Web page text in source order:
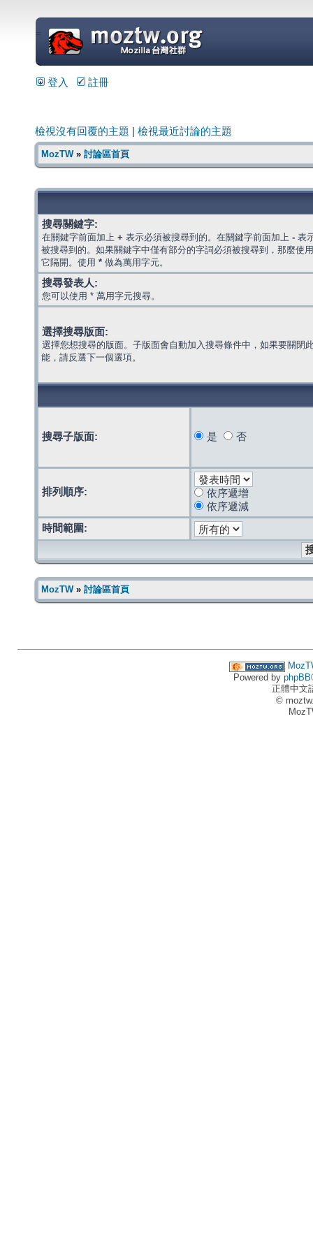
=
登入 註冊
檢視沒有回覆的主題 檢視最近討論的主題
MozTW» 討論區首頁
搜尋關鍵字:
在關鍵字前面加上 + 表示必須被搜尋到的。在關鍵字前面加上 - 表
被搜尋到的。如果關鍵字中僅有部分的字詞必須被搜尋到，那麼使
它隔開。使用 * 做為萬用字元。
搜尋發表人:
您可以使用 * 萬用字元搜尋。
選擇搜尋版面:
選擇您想搜尋的版面。子版面會自動加入搜尋條件中，如果要關閉
能，請反選下一個選項。
搜尋子版面: 是 否
排列順序:
依序遞增
依序遞減
時間範圍:
MozTW» 討論區首頁
Powered by phpBB
正體中文
©